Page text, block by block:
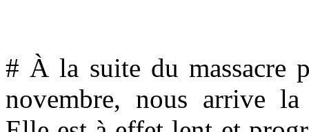
# À la suite du massacre
novembre, nous arrive la